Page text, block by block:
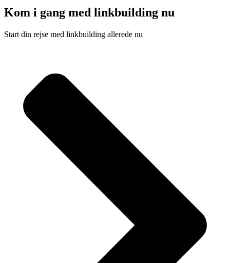
Kom i gang med linkbuilding nu
Start din rejse med linkbuilding allerede nu